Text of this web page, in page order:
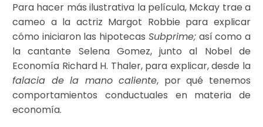
Para hacer más ilustrativa la película, Mckay trae a
cameo a la actriz Margot Robbie para explicar
cómo iniciaron las hipotecas Subprime;así como a
la cantante Selena Gomez, junto al Nobel de
Economía Richard H. Thaler, para explicar, desde la
falacia de la mano caliente, por qué tenemos
comportamientos conductuales en materia de
economía.